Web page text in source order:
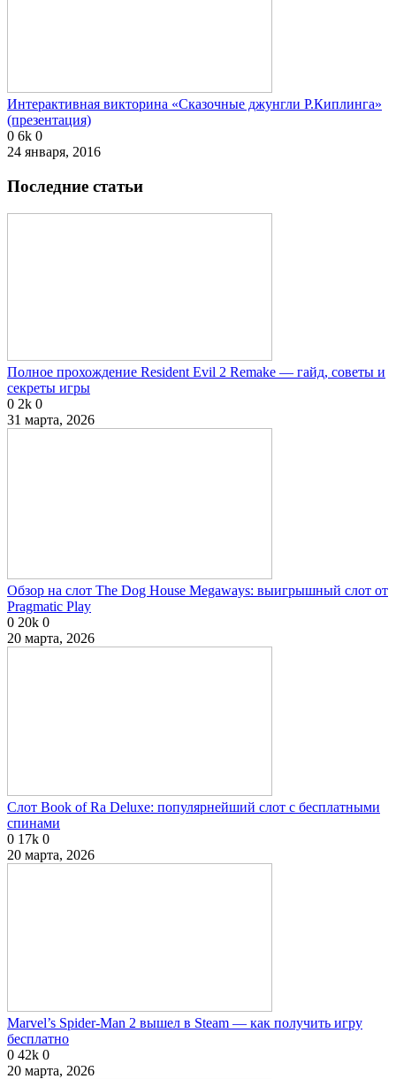
Интерактивная викторина «Сказочные джунгли Р.Киплинга»
(презентация)
0 6k 0
24 января, 2016
Последние статьи
Полное прохождение Resident Evil 2 Remake — гайд, советы и
секреты игры
0 2k 0
31 марта, 2026
Обзор на слот The Dog House Megaways: выигрышный слот от
Pragmatic Play
0 20k 0
20 марта, 2026
Слот Book of Ra Deluxe: популярнейший слот с бесплатными
спинами
0 17k 0
20 марта, 2026
Marvel’s Spider-Man 2 вышел в Steam — как получить игру
бесплатно
0 42k 0
20 марта, 2026